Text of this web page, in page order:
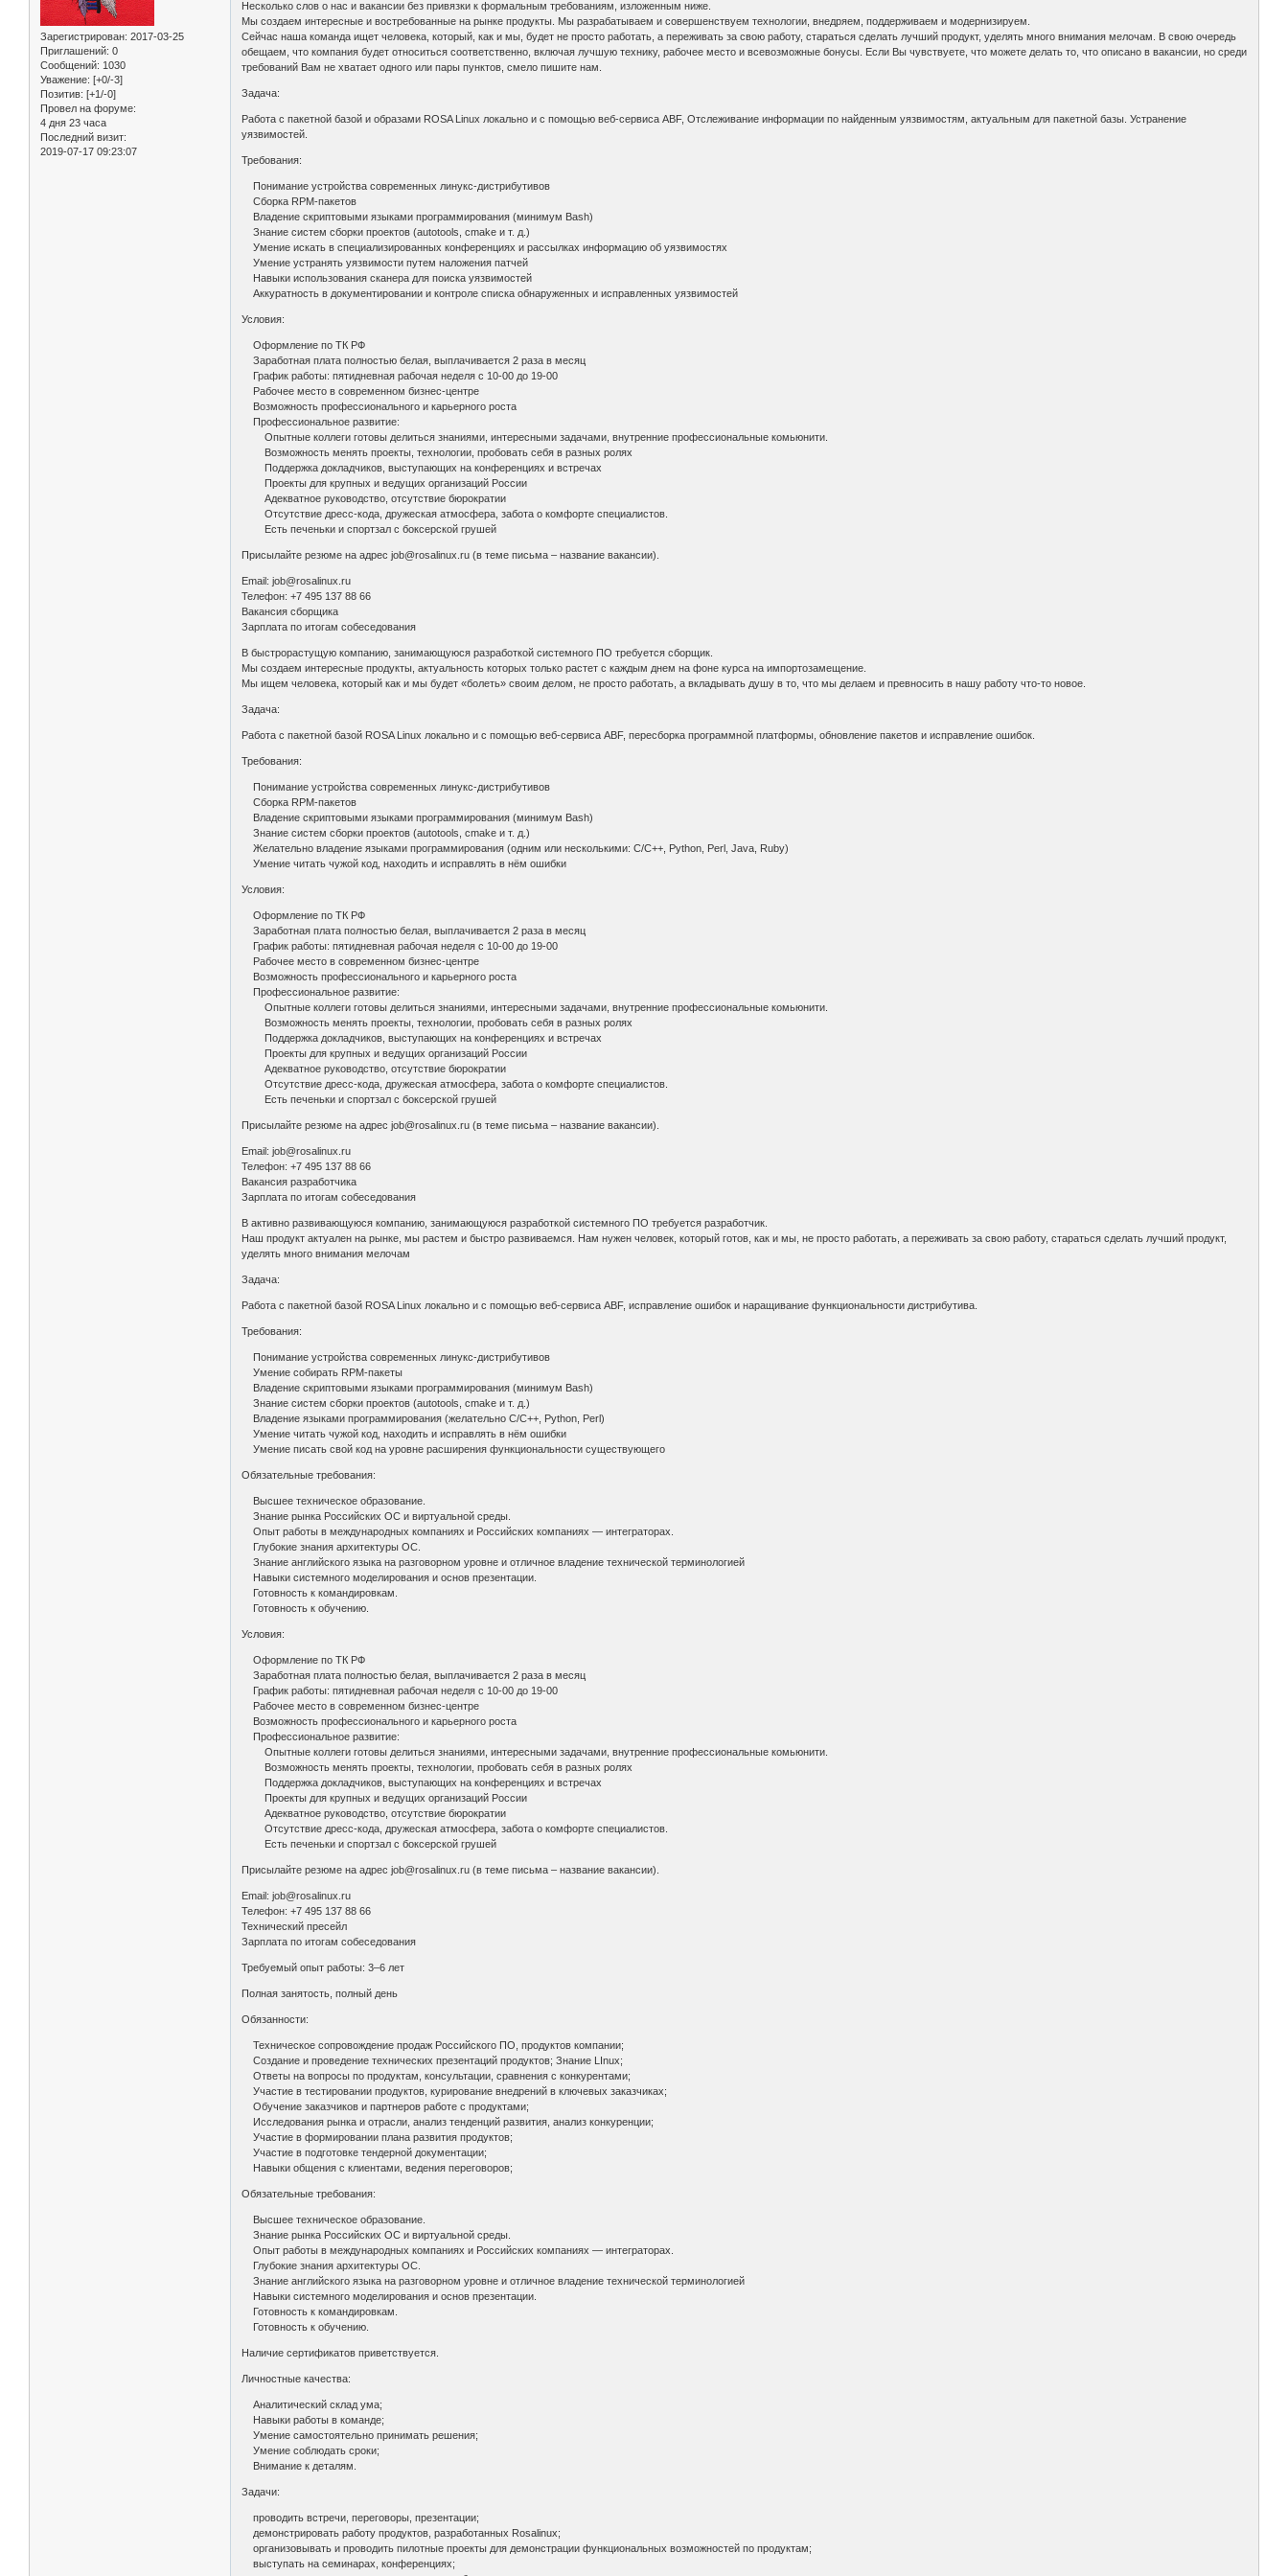
Зарегистрирован: 2017-03-25
Приглашений: 0
Сообщений: 1030
Уважение: [+0/-3]
Позитив: [+1/-0]
Провел на форуме:
4 дня 23 часа
Последний визит:
2019-07-17 09:23:07
Несколько слов о нас и вакансии без привязки к формальным требованиям, изложенным ниже.
Мы создаем интересные и востребованные на рынке продукты. Мы разрабатываем и совершенствуем технологии, внедряем, поддерживаем и модернизируем.
Сейчас наша команда ищет человека, который, как и мы, будет не просто работать, а переживать за свою работу, стараться сделать лучший продукт, уделять много внимания мелочам. В свою очередь
обещаем, что компания будет относиться соответственно, включая лучшую технику, рабочее место и всевозможные бонусы. Если Вы чувствуете, что можете делать то, что описано в вакансии, но среди
требований Вам не хватает одного или пары пунктов, смело пишите нам.
Задача:
Работа с пакетной базой и образами ROSA Linux локально и с помощью веб-сервиса ABF, Отслеживание информации по найденным уязвимостям, актуальным для пакетной базы. Устранение
уязвимостей.
Требования:
Понимание устройства современных линукс-дистрибутивов
Сборка RPM-пакетов
Владение скриптовыми языками программирования (минимум Bash)
Знание систем сборки проектов (autotools, cmake и т. д.)
Умение искать в специализированных конференциях и рассылках информацию об уязвимостях
Умение устранять уязвимости путем наложения патчей
Навыки использования сканера для поиска уязвимостей
Аккуратность в документировании и контроле списка обнаруженных и исправленных уязвимостей
Условия:
Оформление по ТК РФ
Заработная плата полностью белая, выплачивается 2 раза в месяц
График работы: пятидневная рабочая неделя с 10-00 до 19-00
Рабочее место в современном бизнес-центре
Возможность профессионального и карьерного роста
Профессиональное развитие:
Опытные коллеги готовы делиться знаниями, интересными задачами, внутренние профессиональные комьюнити.
Возможность менять проекты, технологии, пробовать себя в разных ролях
Поддержка докладчиков, выступающих на конференциях и встречах
Проекты для крупных и ведущих организаций России
Адекватное руководство, отсутствие бюрократии
Отсутствие дресс-кода, дружеская атмосфера, забота о комфорте специалистов.
Есть печеньки и спортзал с боксерской грушей
Присылайте резюме на адрес job@rosalinux.ru (в теме письма – название вакансии).
Email: job@rosalinux.ru
Телефон: +7 495 137 88 66
Вакансия сборщика
Зарплата по итогам собеседования
В быстрорастущую компанию, занимающуюся разработкой системного ПО требуется сборщик.
Мы создаем интересные продукты, актуальность которых только растет с каждым днем на фоне курса на импортозамещение.
Мы ищем человека, который как и мы будет «болеть» своим делом, не просто работать, а вкладывать душу в то, что мы делаем и превносить в нашу работу что-то новое.
Задача:
Работа с пакетной базой ROSA Linux локально и с помощью веб-сервиса ABF, пересборка программной платформы, обновление пакетов и исправление ошибок.
Требования:
Понимание устройства современных линукс-дистрибутивов
Сборка RPM-пакетов
Владение скриптовыми языками программирования (минимум Bash)
Знание систем сборки проектов (autotools, cmake и т. д.)
Желательно владение языками программирования (одним или несколькими: C/C++, Python, Perl, Java, Ruby)
Умение читать чужой код, находить и исправлять в нём ошибки
Условия:
Оформление по ТК РФ
Заработная плата полностью белая, выплачивается 2 раза в месяц
График работы: пятидневная рабочая неделя с 10-00 до 19-00
Рабочее место в современном бизнес-центре
Возможность профессионального и карьерного роста
Профессиональное развитие:
Опытные коллеги готовы делиться знаниями, интересными задачами, внутренние профессиональные комьюнити.
Возможность менять проекты, технологии, пробовать себя в разных ролях
Поддержка докладчиков, выступающих на конференциях и встречах
Проекты для крупных и ведущих организаций России
Адекватное руководство, отсутствие бюрократии
Отсутствие дресс-кода, дружеская атмосфера, забота о комфорте специалистов.
Есть печеньки и спортзал с боксерской грушей
Присылайте резюме на адрес job@rosalinux.ru (в теме письма – название вакансии).
Email: job@rosalinux.ru
Телефон: +7 495 137 88 66
Вакансия разработчика
Зарплата по итогам собеседования
В активно развивающуюся компанию, занимающуюся разработкой системного ПО требуется разработчик.
Наш продукт актуален на рынке, мы растем и быстро развиваемся. Нам нужен человек, который готов, как и мы, не просто работать, а переживать за свою работу, стараться сделать лучший продукт,
уделять много внимания мелочам
Задача:
Работа с пакетной базой ROSA Linux локально и с помощью веб-сервиса ABF, исправление ошибок и наращивание функциональности дистрибутива.
Требования:
Понимание устройства современных линукс-дистрибутивов
Умение собирать RPM-пакеты
Владение скриптовыми языками программирования (минимум Bash)
Знание систем сборки проектов (autotools, cmake и т. д.)
Владение языками программирования (желательно C/C++, Python, Perl)
Умение читать чужой код, находить и исправлять в нём ошибки
Умение писать свой код на уровне расширения функциональности существующего
Обязательные требования:
Высшее техническое образование.
Знание рынка Российских OC и виртуальной среды.
Опыт работы в международных компаниях и Российских компаниях — интеграторах.
Глубокие знания архитектуры ОС.
Знание английского языка на разговорном уровне и отличное владение технической терминологией
Навыки системного моделирования и основ презентации.
Готовность к командировкам.
Готовность к обучению.
Условия:
Оформление по ТК РФ
Заработная плата полностью белая, выплачивается 2 раза в месяц
График работы: пятидневная рабочая неделя с 10-00 до 19-00
Рабочее место в современном бизнес-центре
Возможность профессионального и карьерного роста
Профессиональное развитие:
Опытные коллеги готовы делиться знаниями, интересными задачами, внутренние профессиональные комьюнити.
Возможность менять проекты, технологии, пробовать себя в разных ролях
Поддержка докладчиков, выступающих на конференциях и встречах
Проекты для крупных и ведущих организаций России
Адекватное руководство, отсутствие бюрократии
Отсутствие дресс-кода, дружеская атмосфера, забота о комфорте специалистов.
Есть печеньки и спортзал с боксерской грушей
Присылайте резюме на адрес job@rosalinux.ru (в теме письма – название вакансии).
Email: job@rosalinux.ru
Телефон: +7 495 137 88 66
Технический пресейл
Зарплата по итогам собеседования
Требуемый опыт работы: 3–6 лет
Полная занятость, полный день
Обязанности:
Техническое сопровождение продаж Российского ПО, продуктов компании;
Создание и проведение технических презентаций продуктов; Знание LInux;
Ответы на вопросы по продуктам, консультации, сравнения с конкурентами;
Участие в тестировании продуктов, курирование внедрений в ключевых заказчиках;
Обучение заказчиков и партнеров работе с продуктами;
Исследования рынка и отрасли, анализ тенденций развития, анализ конкуренции;
Участие в формировании плана развития продуктов;
Участие в подготовке тендерной документации;
Навыки общения с клиентами, ведения переговоров;
Обязательные требования:
Высшее техническое образование.
Знание рынка Российских OC и виртуальной среды.
Опыт работы в международных компаниях и Российских компаниях — интеграторах.
Глубокие знания архитектуры ОС.
Знание английского языка на разговорном уровне и отличное владение технической терминологией
Навыки системного моделирования и основ презентации.
Готовность к командировкам.
Готовность к обучению.
Наличие сертификатов приветствуется.
Личностные качества:
Аналитический склад ума;
Навыки работы в команде;
Умение самостоятельно принимать решения;
Умение соблюдать сроки;
Внимание к деталям.
Задачи:
проводить встречи, переговоры, презентации;
демонстрировать работу продуктов, разработанных Rosalinux;
организовывать и проводить пилотные проекты для демонстрации функциональных возможностей по продуктам;
выступать на семинарах, конференциях;